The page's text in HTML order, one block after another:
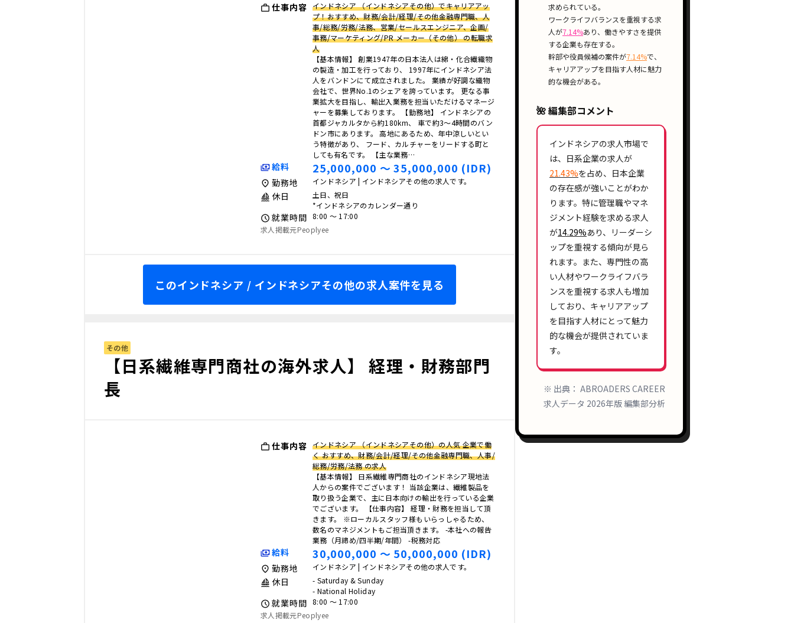
求められている。
ワークライフバランスを重視する求
人が7.14%あり、 働きやすさを提供
する企業も存在する。
幹部や役員候補の案件が7.14%で、
キャリアアップを目指す人材に魅力
的な機会がある。
🌺 編集部コメント
インドネシアの求人市場で
は、 日系企業の求人が
21.43%を占め、 日本企業
の存在感が強いことがわか
ります。特に管理職やマネ
ジメント経験を求める求人
が14.29%あり、
リーダーシ
ップを重視する傾向が見ら
れます。また、 専門性の高
い人材やワークライフバラ
ンスを重視する求人も増加
しており、 キャリアアップ
を目指す人材にとって魅力
的な機会が提供されていま
す。
※ 出典： ABROADERS CAREER
求人データ 2026年版 編集部分析
仕事内容 インドネシア （インドネシアその他）でキャリアアッ
プ！おすすめ、財務/会計/経理/その他金融専門職、人
事/総務/労務/法務、営業/セールスエンジニア、企画/
事務/マーケティング/PR メーカー（その他） の転職求
人
【基本情報】 創業1947年の日本法人は綿・化合繊織物
の製造・加工を行っており、 1997年にインドネシア法
人をバンドンにて成立されました。 業績が好調な織物
会社で、世界No.1のシェアを誇っています。 更なる事
業拡大を目指し、輸出入業務を担当いただけるマネージ
ャーを募集しております。 【勤務地】 インドネシアの
首都ジャカルタから約180km、 車で約3〜4時間のバン
ドン市にあります。 高地にあるため、年中涼しいとい
う特徴があり、 フード、カルチャーをリードする町と
しても有名です。 【主な業務…
給料 25,000,000 〜 35,000,000 (IDR)
勤務地 インドネシア | インドネシアその他の求人です。
休日
土日、祝日
*インドネシアのカレンダー通り
就業時間
8:00 〜 17:00
求人掲載元Peoplyee
このインドネシア / インドネシアその他の求人案件を見る
その他
【日系繊維専門商社の海外求人】 経理・財務部門
長
仕事内容 インドネシア （インドネシアその他）の人気 企業で働
く おすすめ、財務/会計/経理/その他金融専門職、人事/
総務/労務/法務 の求人
【基本情報】 日系繊維専門商社のインドネシア現地法
人からの案件でございます！ 当該企業は、繊維製品を
取り扱う企業で、主に日本向けの輸出を行っている企業
でございます。 【仕事内容】 経理・財務を担当して頂
きます。 ※ローカルスタッフ様もいらっしゃるため、
数名のマネジメントもご担当頂きます。 -本社への報告
業務（月締め/四半期/年間） -税務対応
給料 30,000,000 〜 50,000,000 (IDR)
勤務地 インドネシア | インドネシアその他の求人です。
休日
- Saturday & Sunday
- National Holiday
就業時間
8:00 〜 17:00
求人掲載元Peoplyee